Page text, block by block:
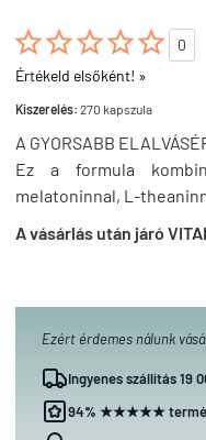

0
Értékeld elsőként! »
Kiszerelés: 270 kapszula
A GYORSABB
Ez a formula
melatoninnal, L-
A vásárlás után járó
Ezért érdemes nálunk
Ingyenes szállítás 19
94% ★★★★★